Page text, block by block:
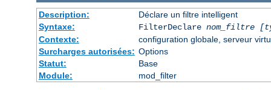
Description:
Déclare un filtre intelligent
Syntaxe:
FilterDeclare nom_filtre
Contexte:
configuration globale, serveur
Surcharges autorisées: Options
Statut:
Base
Module:
mod_filter